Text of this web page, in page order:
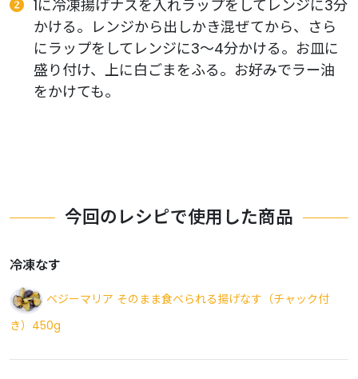
1に冷凍揚げナスを入れラップをしてレンジに3分
かける。レンジから出しかき混ぜてから、さら
にラップをしてレンジに3〜4分かける。お皿に
盛り付け、上に白ごまをふる。お好みでラー油
をかけても。
今回のレシピで使用した商品
冷凍なす
ベジーマリア そのまま食べられる揚げなす（チャック付
き）450g